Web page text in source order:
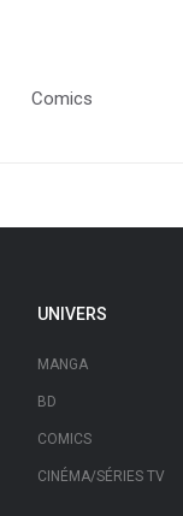
Comics
UNIVERS
MANGA
BD
COMICS
CINÉMA/SÉRIES TV